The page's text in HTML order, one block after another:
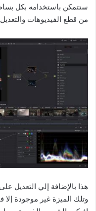
ستتمكن باستخدامه بكل
من قطع الفيديوهات
هذا بالإضافة إلي التعديل
وتلك الميزة غير موجودة إلا